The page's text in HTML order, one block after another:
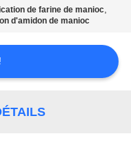
de farine de manioc,
d'amidon de manioc